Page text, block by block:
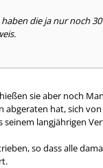
die ja nur noch
sie aber noch
hat, sich
langjährigen
so dass alle